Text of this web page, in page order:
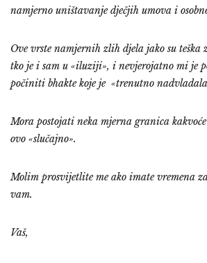
namjerno uništavanje dječjih umova i
Ove vrste namjernih zlih djela jako su teška
tko je i sam u «iluziji», i nevjerojatno mi je
počiniti bhakte koje je «trenutno
Mora postojati neka mjerna granica
ovo «slučajno».
Molim prosvijetlite me ako imate vremena
vam.
Vaš,